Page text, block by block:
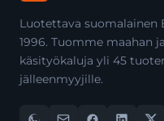
Luotettava suomalainen
1996. Tuomme maahan
käsityökaluja yli 45
jälleenmyyjille.